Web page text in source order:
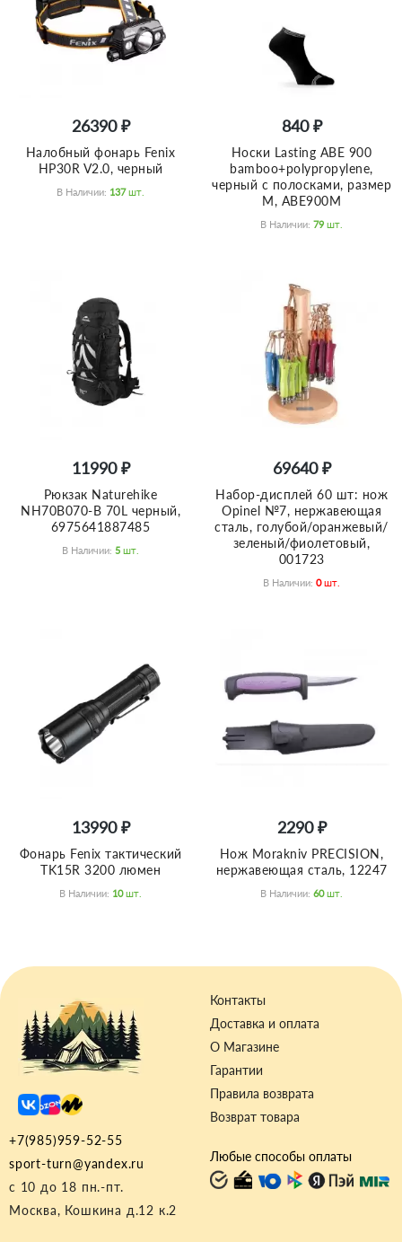
26390 ₽
Налобный фонарь Fenix
HP30R V2.0, черный
В Наличии: 137 Шт.
840 ₽
Носки Lasting ABE 900
bamboo+polypropylene,
черный с полосками, размер
M, ABE900M
В Наличии: 79 Шт.
11990 ₽
Рюкзак Naturehike
NH70B070-B 70L черный,
6975641887485
В Наличии: 5 Шт.
69640 ₽
Набор-дисплей 60 шт: нож
Opinel №7, нержавеющая
сталь, голубой/оранжевый/
зеленый/фиолетовый,
001723
В Наличии: 0 Шт.
13990 ₽
Фонарь Fenix тактический
TK15R 3200 люмен
В Наличии: 10 Шт.
2290 ₽
Нож Morakniv PRECISION,
нержавеющая сталь, 12247
В Наличии: 60 Шт.
Контакты
Доставка и оплата
О Магазине
Гарантии
Правила возврата
Возврат товара
+7(985)959-52-55
sport-turn@yandex.ru
с 10 до 18 пн.-пт.
Москва, Кошкина д.12 к.2
Любые способы оплаты